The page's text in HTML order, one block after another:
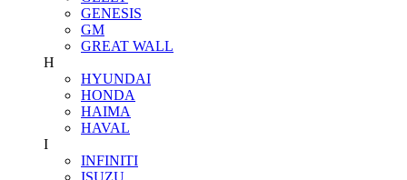
GENESIS
GM
GREAT WALL
H
HYUNDAI
HONDA
HAIMA
HAVAL
I
INFINITI
ISUZU